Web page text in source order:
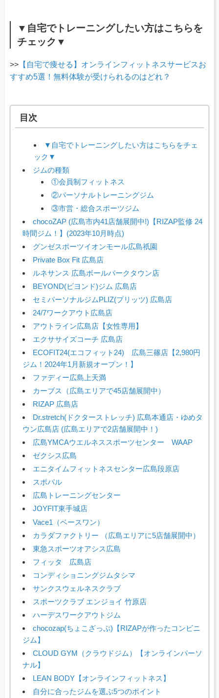
▼自宅でトレーニングしたい方はこちらを
チェック▼
>> 【自宅で痩せる】オンラインフィットネスサービスお
すすめ5選！無料体験が受けられるのはどれ？
目次
▼自宅でトレーニングしたい方はこちらをチェ
ック▼
ジムの種類
①会員制フィットネス
②パーソナルトレーニングジム
③市営・総合スポーツジム
chocoZAP (広島市内41店舗展開中!)【RIZAP監修 24
時間ジム！】(2023年10月時点)
グンゼスポーツイオンモール広島祇園
Private Box Fit 広島店
ルネサンス 広島ボールパークタウン店
BEYOND(ビヨンド)ジム 広島店
セミパーソナルジムPLIZ(プリッツ) 広島店
24/7ワークアウト広島店
アウトライン広島店【女性専用】
エクササイズコーチ 広島店
ECOFIT24(エコフィット24) 広島三篠店【2,980円
ジム！2024年1月新規オープン！】
ファディー広島上天満
カーブス（広島エリアで45店舗展開中）
RIZAP 広島店
Dr.stretch(ドクターストレッチ) 広島本通店・ゆめタ
ウン広島店 (広島エリアで2店舗展開中！)
広島YMCAウエルネススポーツセンター WAAP
ゼクシス広島
エニタイムフィットネスセンター広島段原店
スポパル
広島トレーニングセンター
JOYFIT東手城店
Vace1（ベースワン）
カラダファクトリー （広島エリアに5店舗展開中）
東急スポーツオアシス広島
フィッタ 広島店
コンディショニングジムタシマ
サンクスウェルネスクラブ
スポーツクラブ エンジョイ 竹原店
ハーデスワークアウトジム
chocozap(ちょこざっぷ)【RIZAPが作ったコンビニ
ジム】
CLOUD GYM（クラウドジム）【オンラインパーソ
ナル】
LEAN BODY【オンラインフィットネス】
自分に合ったジムを選ぶ5つのポイント